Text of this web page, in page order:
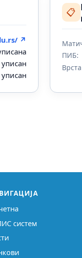
↗
уписан
уписан
📋
ПИБ:
систем